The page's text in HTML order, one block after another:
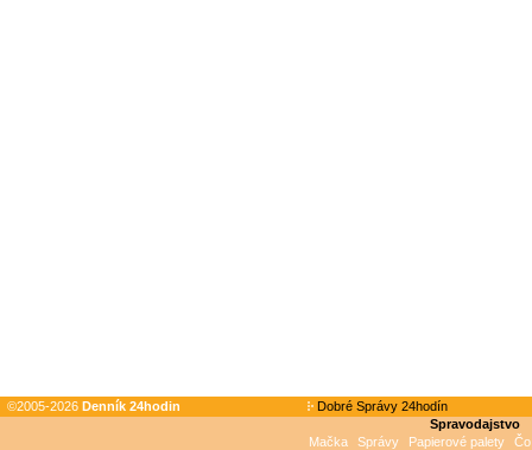
©2005-2026 Denník 24hodin
Dobré Správy 24hodín
Spravodajstvo
Mačka
Správy Papierové palety